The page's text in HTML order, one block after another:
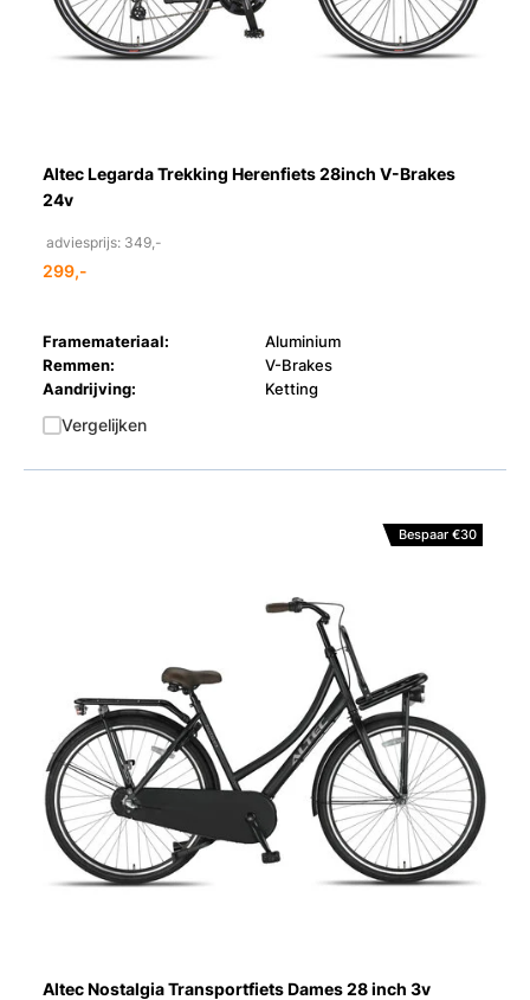
Altec Legarda Trekking Herenfiets 28inch V-Brakes
24v
adviesprijs: 349,-
299,-
Framemateriaal:
Aluminium
Remmen:
V-Brakes
Aandrijving:
Ketting
Vergelijken
Bespaar €30
Altec Nostalgia Transportfiets Dames 28 inch 3v